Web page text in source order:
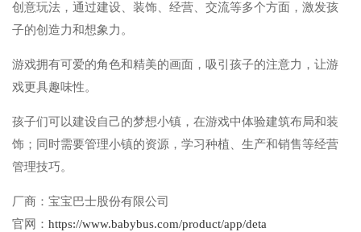
创意玩法，通过建设、装饰、经营、交流等多个方面，激发孩
子的创造力和想象力。
游戏拥有可爱的角色和精美的画面，吸引孩子的注意力，让游
戏更具趣味性。
孩子们可以建设自己的梦想小镇，在游戏中体验建筑布局和装
饰；同时需要管理小镇的资源，学习种植、生产和销售等经营
管理技巧。
厂商： 宝宝巴士股份有限公司
官网： https://www.babybus.com/product/app/deta